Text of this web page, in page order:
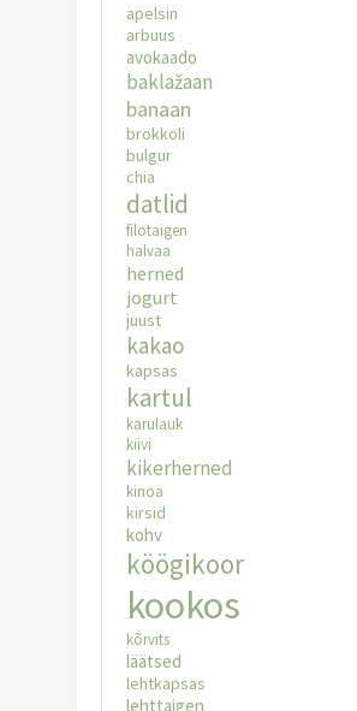
apelsin
arbuus
avokaado
baklažaan
banaan
brokkoli
bulgur
chia
datlid
filotaigen
halvaa
herned
jogurt
juust
kakao
kapsas
kartul
karulauk
kiivi
kikerherned
kinoa
kirsid
kohv
köögikoor
kookos
kõrvits
läätsed
lehtkapsas
lehttaigen